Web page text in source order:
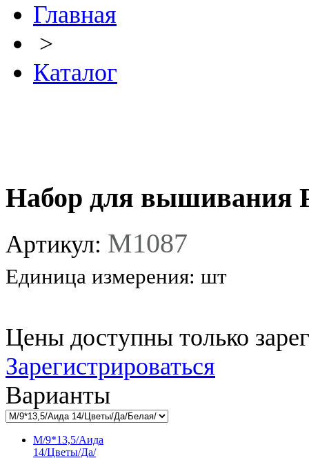
Главная
>
Каталог
Набор для вышивания
Артикул: M1087
Единица измерения: шт
Цены доступны только
Зарегистрироваться
Варианты
M/9*13,5/Аида
14/Цветы/Да/